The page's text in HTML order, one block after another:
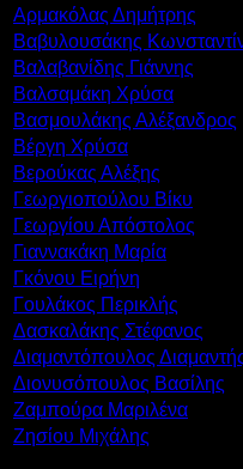
Αρμακόλας Δημήτρης
Βαβυλουσάκης
Βαλαβανίδης Γιάννης
Βαλσαμάκη Χρύσα
Βασμουλάκης Αλέξανδρος
Βέργη Χρύσα
Βερούκας Αλέξης
Γεωργιοπούλου Βίκυ
Γεωργίου Απόστολος
Γιαννακάκη Μαρία
Γκόνου Ειρήνη
Γουλάκος Περικλής
Δασκαλάκης Στέφανος
Διαμαντόπουλος
Διονυσόπουλος Βασίλης
Ζαμπούρα Μαριλένα
Ζησίου Μιχάλης